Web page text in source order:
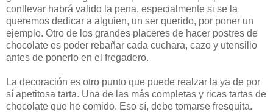
conllevar habrá valido la pena, especialmente si se la
queremos dedicar a alguien, un ser querido, por poner un
ejemplo. Otro de los grandes placeres de hacer postres de
chocolate es poder rebañar cada cuchara, cazo y utensilio
antes de ponerlo en el fregadero.
La decoración es otro punto que puede realzar la ya de por
sí apetitosa tarta. Una de las más completas y ricas tartas de
chocolate que he comido. Eso sí, debe tomarse fresquita.